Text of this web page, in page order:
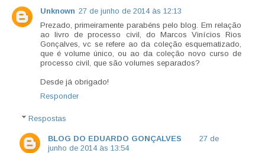
Unknown 27 de junho de 2014 às 12:13
Prezado, primeiramente parabéns pelo blog. Em relação
ao livro de processo civil, do Marcos Vinícios Rios
Gonçalves, vc se refere ao da coleção esquematizado,
que é volume único, ou ao da coleção novo curso de
processo civil, que são volumes separados?
Desde já obrigado!
Responder
Respostas
BLOG DO EDUARDO GONÇALVES
27 de
junho de 2014 às 13:54